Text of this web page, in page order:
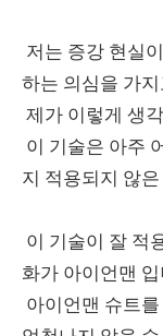
저는 증강 현실
하는 의심을 가
제가 이렇게 생
이 기술은 아주
지 적용되지 않
이 기술이 잘 적
화가 아이언맨 입
아이언맨 슈트